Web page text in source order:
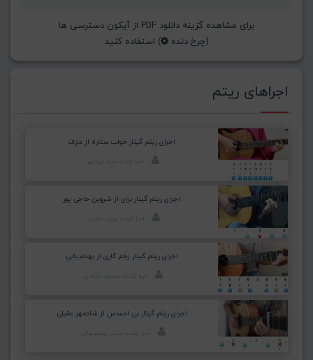
برای مشاهده گزینه دانلود PDF از آیکون دسترسی ها
(چرخ دنده ) استفاده کنید
اجراهای ریتم
اجرای ریتم گیتار خواب ستاره از عارف
اجرای ریتم گیتار برای از شروین حاجی پور
اجرای ریتم گیتار زخم کاری از بهنام بانی
اجرای ریتم گیتار بی احساس از شادمهر عقیلی